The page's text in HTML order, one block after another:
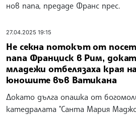
нов папа, предаде Франс прес.
27.04.2025 19:15
Не секна потокът от
папа Франциск в Рим,
младежи отбелязаха края
юношите във Ватикана
Докато дълга опашка от
катедралата "Санта Мария